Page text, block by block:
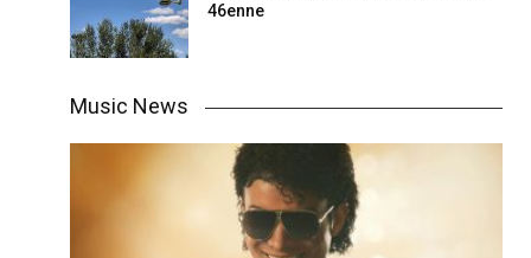
46enne
Music News